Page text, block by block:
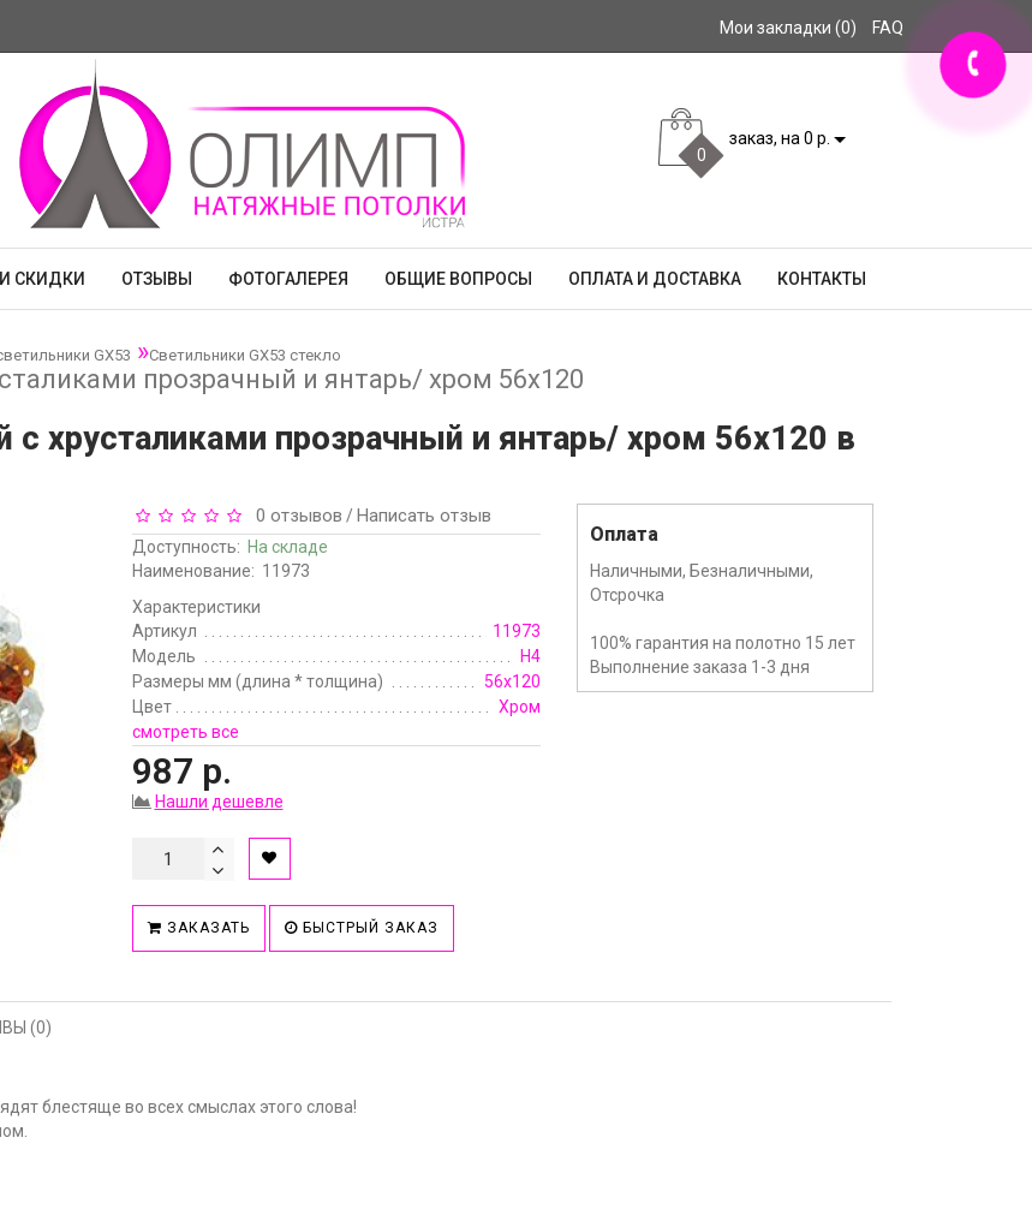
Мои закладки (0) FAQ
0
заказ, на 0 р.
СКИДКИ ОТЗЫВЫ ФОТОГАЛЕРЕЯ ОБЩИЕ ВОПРОСЫ ОПЛАТА И ДОСТАВКА КОНТАКТЫ
GX53 Светильники GX53 стекло
прозрачный и янтарь/ хром 56x120
с хрусталиками прозрачный и янтарь/ хром 56x120 в
0 отзывов / Написать отзыв
Доступность: На складе
Наименование: 11973
Характеристики
Артикул
11973
Модель
H4
Размеры мм (длина * толщина)
56х120
Цвет
Хром
смотреть все
987 р.
Нашли дешевле
ЗАКАЗАТЬ БЫСТРЫЙ ЗАКАЗ
Оплата
Наличными, Безналичными,
Отсрочка
100% гарантия на полотно 15 лет
Выполнение заказа 1-3 дня
(0)
блестяще во всех смыслах этого слова!